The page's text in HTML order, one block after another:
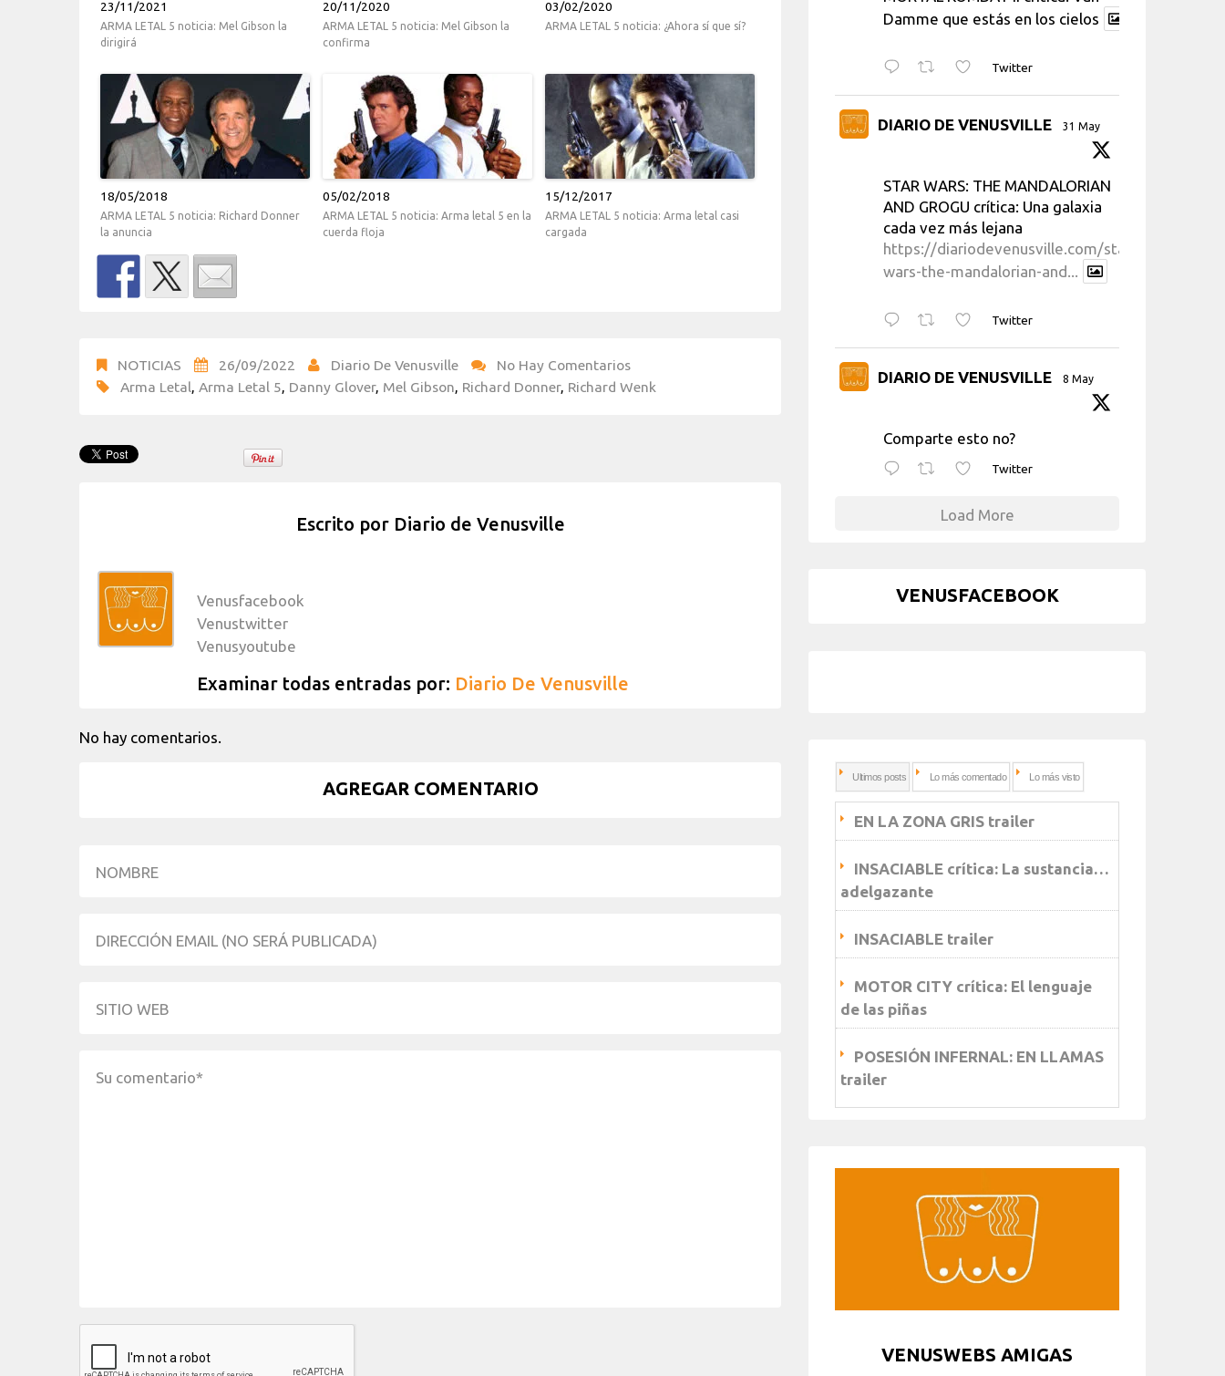
23/11/2021
ARMA LETAL 5 noticia: Mel Gibson la
dirigirá
20/11/2020
ARMA LETAL 5 noticia: Mel Gibson la
confirma
03/02/2020
ARMA LETAL 5 noticia: ¿Ahora sí que sí?
18/05/2018
ARMA LETAL 5 noticia: Richard Donner
la anuncia
05/02/2018
ARMA LETAL 5 noticia: Arma letal 5 en la
cuerda floja
15/12/2017
ARMA LETAL 5 noticia: Arma letal casi
cargada
NOTICIAS 26/09/2022 Diario De Venusville
No Hay Comentarios
Arma Letal, Arma Letal 5, Danny Glover, Mel Gibson, Richard Donner, Richard Wenk
Escrito por Diario de Venusville
Venusfacebook
Venustwitter
Venusyoutube
Examinar todas entradas por: Diario De Venusville
No hay comentarios.
AGREGAR COMENTARIO
Damme que estás en los cielos
Twitter
DIARIO DE VENUSVILLE 31 May
STAR WARS: THE MANDALORIAN
AND GROGU crítica: Una galaxia
cada vez más lejana
https://diariodevenusville.com/star-
wars-the-mandalorian-and...
Twitter
DIARIO DE VENUSVILLE 8 May
Comparte esto no?
Twitter
Load More
VENUSFACEBOOK
Ultimos posts Lo más comentado Lo más visto
EN LA ZONA GRIS trailer
INSACIABLE crítica: La sustancia…
adelgazante
INSACIABLE trailer
MOTOR CITY crítica: El lenguaje
de las piñas
POSESIÓN INFERNAL: EN LLAMAS
trailer
VENUSWEBS AMIGAS